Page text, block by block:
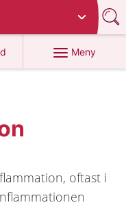
Meny
oftast i